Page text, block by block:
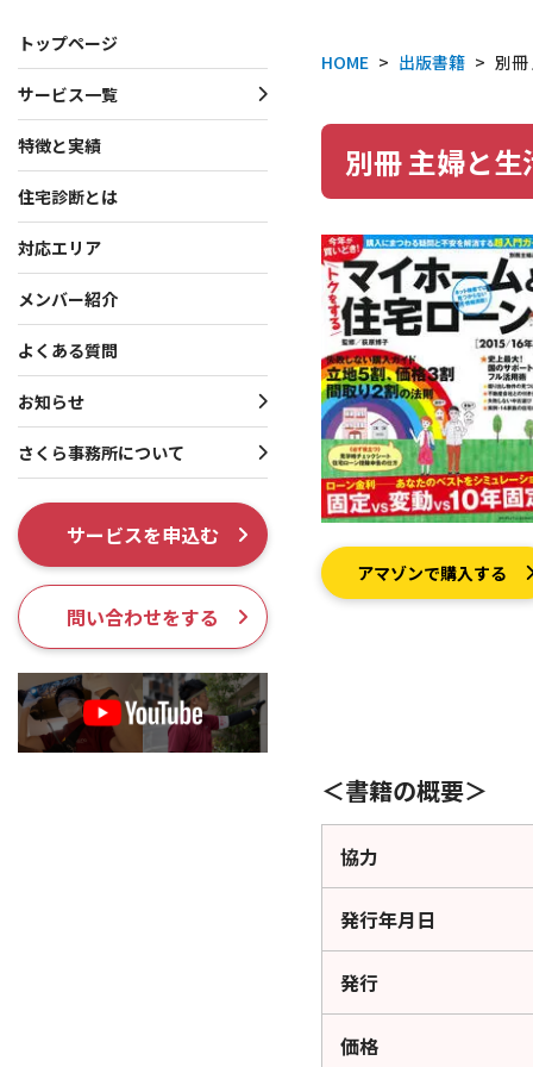
トップページ
サービス一覧
一戸建て向けサービス
マンション向けサービス
投資家向けサービス
共通サービス
調査系オプション
各種制度系オプション
特徴と実績
住宅診断とは
対応エリア
メンバー紹介
よくある質問
お知らせ
お知らせ
プレスリリース
さくら事務所について
会社概要
理念・行動指針
役員・創業者紹介
ISO 9001認証取得
テレビ出演・メディア掲
出版書籍情報
SNS
採用情報
サービスを申込む
問い合わせをする
HOME > 出版書籍 > 別冊
別冊 主婦と
アマゾンで購入する
＜書籍の概要＞
協力
発行年月日
発行
価格